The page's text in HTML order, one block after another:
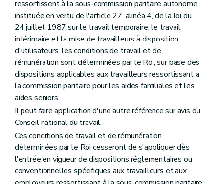
ressortissent à la sous-commission paritaire autonome
instituée en vertu de l'article 27, alinéa 4, de la loi du
24 juillet 1987 sur le travail temporaire, le travail
intérimaire et la mise de travailleurs à disposition
d'utilisateurs, les conditions de travail et de
rémunération sont déterminées par le Roi, sur base des
dispositions applicables aux travailleurs ressortissant à
la commission paritaire pour les aides familiales et les
aides seniors.
Il peut faire application d'une autre référence sur avis du
Conseil national du travail.
Ces conditions de travail et de rémunération
déterminées par le Roi cesseront de s'appliquer dès
l'entrée en vigueur de dispositions réglementaires ou
conventionnelles spécifiques aux travailleurs et aux